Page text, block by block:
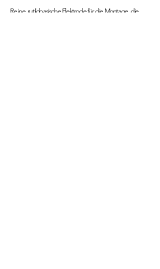
Reine rutilobasische Elektrode für die Montage, die